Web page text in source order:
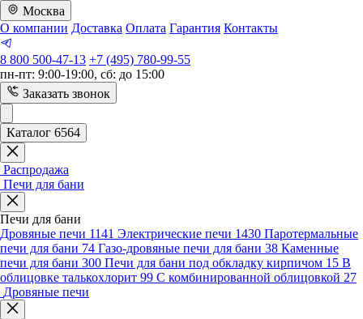
Москва
О компании Доставка Оплата Гарантия Контакты
8 800 500-47-13 +7 (495) 780-99-55
пн-пт: 9:00-19:00, сб: до 15:00
Заказать звонок
Каталог 6564
Распродажа
Печи для бани
Печи для бани
Дровяные печи 1141 Электрические печи 1430 Паротермальные
печи для бани 74 Газо-дровяные печи для бани 38 Каменные
печи для бани 300 Печи для бани под обкладку кирпичом 15 В
облицовке талькохлорит 99 С комбинированной облицовкой 27
Дровяные печи